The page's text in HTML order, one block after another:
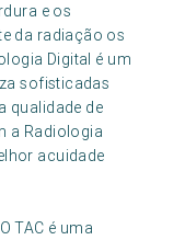
e os
da radiação os
Digital é um
sofisticadas
qualidade de
a Radiologia
acuidade
TAC é uma